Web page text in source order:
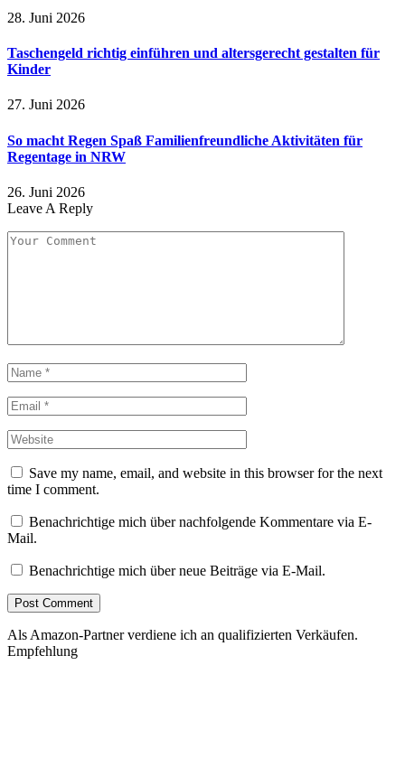
28. Juni 2026
Taschengeld richtig einführen und altersgerecht gestalten für
Kinder
27. Juni 2026
So macht Regen Spaß Familienfreundliche Aktivitäten für
Regentage in NRW
26. Juni 2026
Leave A Reply
Save my name, email, and website in this browser for the next
time I comment.
Benachrichtige mich über nachfolgende Kommentare via E-
Mail.
Benachrichtige mich über neue Beiträge via E-Mail.
Als Amazon-Partner verdiene ich an qualifizierten Verkäufen.
Empfehlung